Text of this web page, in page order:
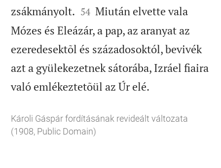
zsákmányolt. 

54 Miután elvette vala
Mózes és Eleázár, a pap, az aranyat az
ezeredesektõl és századosoktól, bevivék
azt a gyülekezetnek sátorába, Izráel fiaira
való emlékeztetõül az Úr elé.
Károli Gáspár fordításának revideált változata
(1908, Public Domain)